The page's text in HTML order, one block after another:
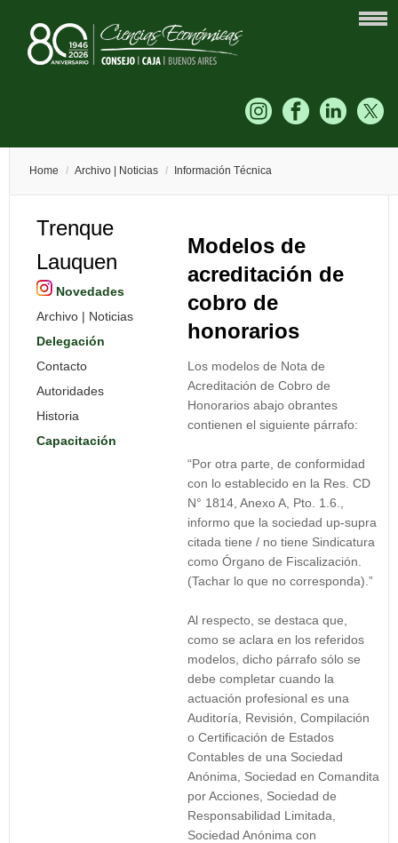
Home / Archivo | Noticias / Información Técnica
Trenque
Lauquen
Novedades
Archivo | Noticias
Delegación
Contacto
Autoridades
Historia
Capacitación
Modelos de
acreditación de
cobro de
honorarios
Los modelos de Nota de
Acreditación de Cobro de
Honorarios abajo obrantes
contienen el siguiente párrafo:
“Por otra parte, de conformidad
con lo establecido en la Res. CD
N° 1814, Anexo A, Pto. 1.6.,
informo que la sociedad up-supra
citada tiene / no tiene Sindicatura
como Órgano de Fiscalización.
(Tachar lo que no corresponda).”
Al respecto, se destaca que,
como se aclara en los referidos
modelos, dicho párrafo sólo se
debe completar cuando la
actuación profesional es una
Auditoría, Revisión, Compilación
o Certificación de Estados
Contables de una Sociedad
Anónima, Sociedad en Comandita
por Acciones, Sociedad de
Responsabilidad Limitada,
Sociedad Anónima con